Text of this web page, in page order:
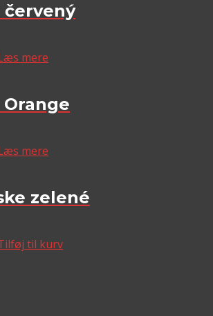
červený
mere
mere
zelené
til kurv